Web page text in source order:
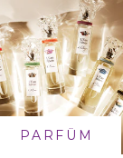
PARFÜM